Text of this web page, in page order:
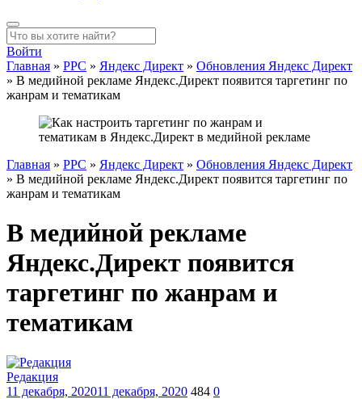
Войти
Главная » PPC » Яндекс Директ » Обновления Яндекс Директ
» В медийной рекламе Яндекс.Директ появится таргетинг по
жанрам и тематикам
Главная » PPC » Яндекс Директ » Обновления Яндекс Директ
» В медийной рекламе Яндекс.Директ появится таргетинг по
жанрам и тематикам
В медийной рекламе
Яндекс.Директ появится
таргетинг по жанрам и
тематикам
Редакция
11 декабря, 202011 декабря, 2020 484 0